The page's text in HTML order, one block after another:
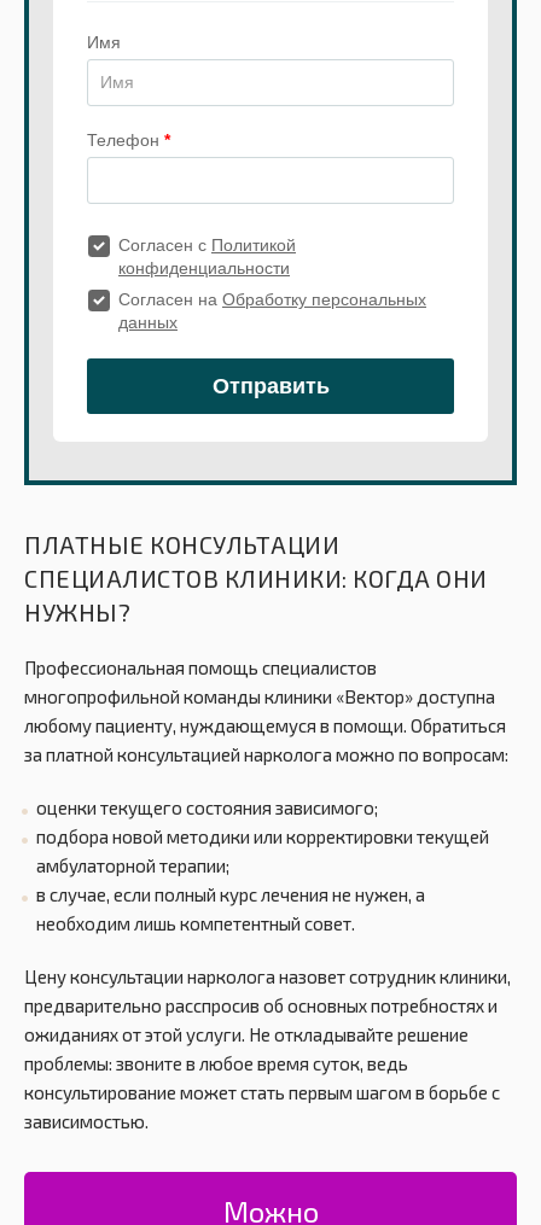
ПЛАТНЫЕ КОНСУЛЬТАЦИИ
СПЕЦИАЛИСТОВ КЛИНИКИ: КОГДА ОНИ
НУЖНЫ?
Профессиональная помощь специалистов
многопрофильной команды клиники «Вектор» доступна
любому пациенту, нуждающемуся в помощи. Обратиться
за платной консультацией нарколога можно по вопросам:
оценки текущего состояния зависимого;
подбора новой методики или корректировки текущей
амбулаторной терапии;
в случае, если полный курс лечения не нужен, а
необходим лишь компетентный совет.
Цену консультации нарколога назовет сотрудник клиники,
предварительно расспросив об основных потребностях и
ожиданиях от этой услуги. Не откладывайте решение
проблемы: звоните в любое время суток, ведь
консультирование может стать первым шагом в борьбе с
зависимостью.
Можно